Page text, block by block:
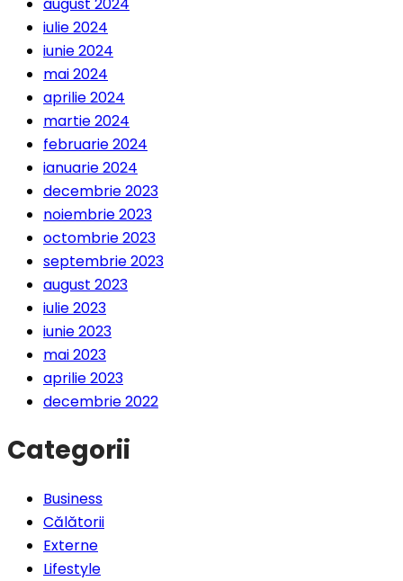
iulie 2024
iunie 2024
mai 2024
aprilie 2024
martie 2024
februarie 2024
ianuarie 2024
decembrie 2023
noiembrie 2023
octombrie 2023
septembrie 2023
august 2023
iulie 2023
iunie 2023
mai 2023
aprilie 2023
decembrie 2022
Categorii
Business
Călătorii
Externe
Lifestyle